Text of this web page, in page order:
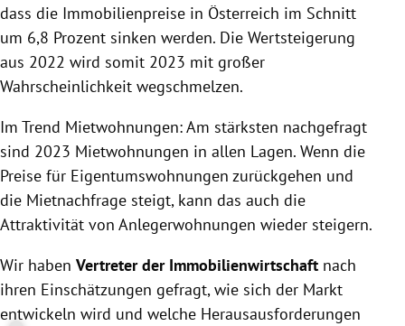
dass die Immobilienpreise in Österreich im Schnitt
um 6,8 Prozent sinken werden. Die Wertsteigerung
aus 2022 wird somit 2023 mit großer
Wahrscheinlichkeit wegschmelzen.
Im Trend Mietwohnungen: Am stärksten nachgefragt
sind 2023 Mietwohnungen in allen Lagen. Wenn die
Preise für Eigentumswohnungen zurückgehen und
die Mietnachfrage steigt, kann das auch die
Attraktivität von Anlegerwohnungen wieder steigern.
Wir haben Vertreter der Immobilienwirtschaft nach
ihren Einschätzungen gefragt, wie sich der Markt
entwickeln wird und welche Herausausforderungen